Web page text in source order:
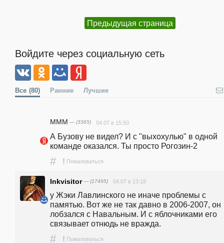
Предыдущая страница
Войдите через социальную сеть
Все (80) Ранние Лучшие
MMM — (3365) 04.07 в 15:50
А Бузову не видел? И с "выхохулью" в одной
команде оказался. Ты просто Рогозин-2
# ! Пожаловаться
Inkvisitor— (17495) 04.07 в 13:18
у Жэки Лавлинского не иначе проблемы с
памятью. Вот же не так давно в 2006-2007, он
лобзался с Навальным. И с яблочниками его
связывает отнюдь не вражда.
# ! Пожаловаться